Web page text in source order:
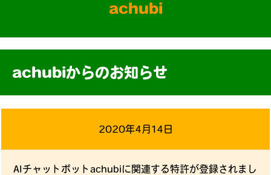
achubi
achubiからのお知らせ
2020年4月14日
AIチャットボットachubiに関連する特許が登録されまし